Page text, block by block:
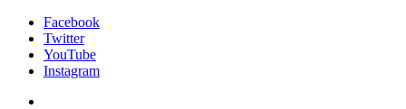
Facebook
Twitter
YouTube
Instagram